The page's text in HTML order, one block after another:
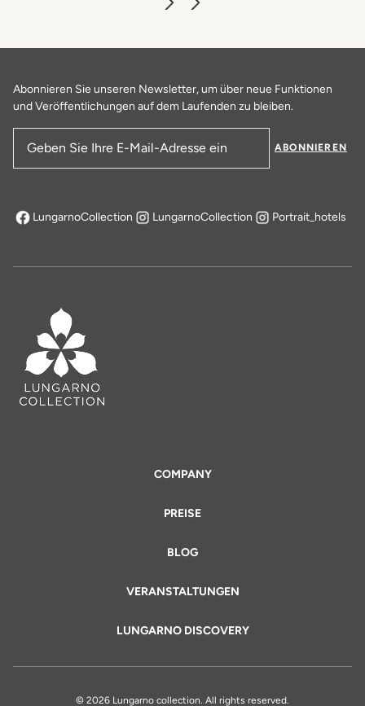
COMPANY
PREISE
BLOG
VERANSTALTUNGEN
LUNGARNO DISCOVERY
Abonnieren Sie unseren Newsletter, um über neue Funktionen
und Veröffentlichungen auf dem Laufenden zu bleiben.
E-Mail-Adresse
ABONNIEREN
LungarnoCollection
öffnet sich in einem neuen Tab
LungarnoCollection Portrait_hotels
© 2026 Lungarno collection. All rights reserved.